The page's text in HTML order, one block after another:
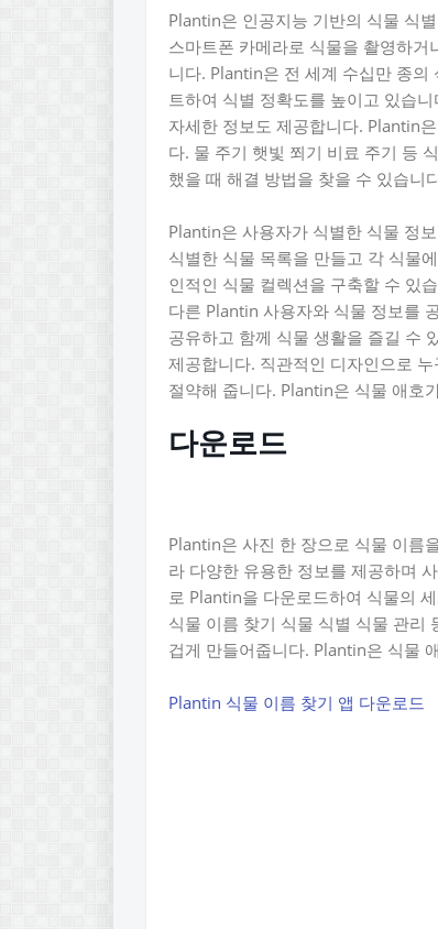
Plantin은 인공지능 기반의 식물 식
스마트폰 카메라로 식물을 촬영하
니다. Plantin은 전 세계 수십만 종의
트하여 식별 정확도를 높이고 있습
자세한 정보도 제공합니다. Plantin
다. 물 주기 햇빛 쬐기 비료 주기 등
했을 때 해결 방법을 찾을 수 있습니
Plantin은 사용자가 식별한 식물 정
식별한 식물 목록을 만들고 각 식물
인적인 식물 컬렉션을 구축할 수 있
다른 Plantin 사용자와 식물 정보를
공유하고 함께 식물 생활을 즐길 수
제공합니다. 직관적인 디자인으로
절약해 줍니다. Plantin은 식물 애호
다운로드
Plantin은 사진 한 장으로 식물 이름
라 다양한 유용한 정보를 제공하며
로 Plantin을 다운로드하여 식물의
식물 이름 찾기 식물 식별 식물 관리
겁게 만들어줍니다. Plantin은 식물
Plantin 식물 이름 찾기 앱 다운로드